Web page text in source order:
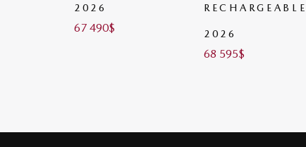
RECHARGEABLE
2026
RECHARGEABLE
2026
69 790$